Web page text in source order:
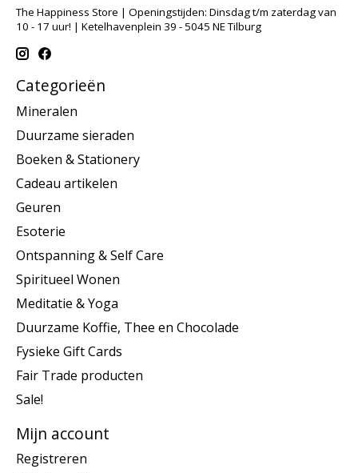
The Happiness Store | Openingstijden: Dinsdag t/m zaterdag van
10 - 17 uur! | Ketelhavenplein 39 - 5045 NE Tilburg
Categorieën
Mineralen
Duurzame sieraden
Boeken & Stationery
Cadeau artikelen
Geuren
Esoterie
Ontspanning & Self Care
Spiritueel Wonen
Meditatie & Yoga
Duurzame Koffie, Thee en Chocolade
Fysieke Gift Cards
Fair Trade producten
Sale!
Mijn account
Registreren